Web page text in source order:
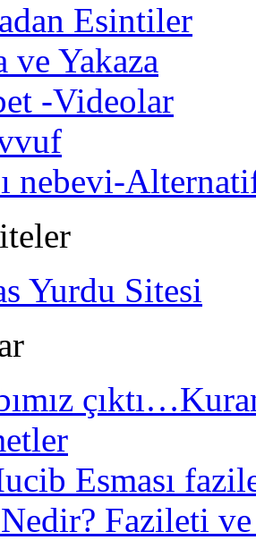
Esintiler
ve Yakaza
-Videolar
nebevi-
Yurdu Sitesi
Esması
Fazileti